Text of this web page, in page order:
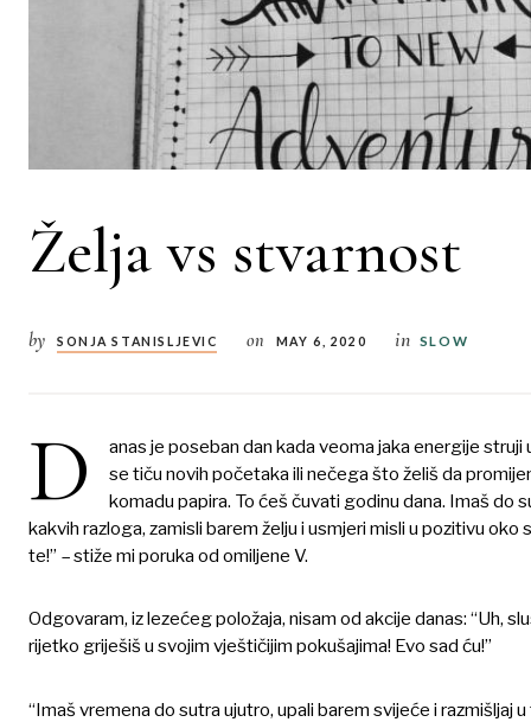
Želja vs stvarnost
by SONJA STANISLJEVIC on MAY 6, 2020 in SLOW
D
anas je poseban dan kada veoma jaka energije
se tiču novih početaka ili nečega što želiš da
komadu papira. To ćeš čuvati godinu dana. Imaš do
kakvih razloga, zamisli barem želju i usmjeri misli u pozitivu
te!” – stiže mi poruka od omiljene V.
Odgovaram, iz lezećeg položaja, nisam od akcije danas: “Uh,
rijetko griješiš u svojim vještičijim pokušajima! Evo sad ću!”
“Imaš vremena do sutra ujutro, upali barem svijeće i razmišljaj